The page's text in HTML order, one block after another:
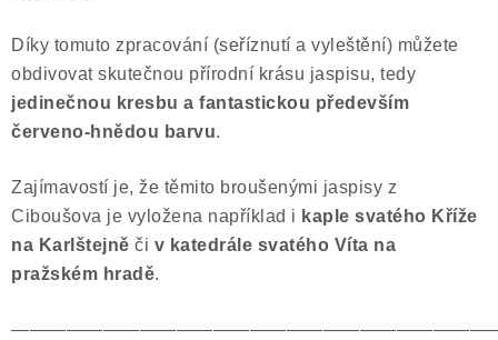
Díky tomuto zpracování (seříznutí a vyleštění) můžete
obdivovat skutečnou přírodní krásu jaspisu, tedy
jedinečnou kresbu a fantastickou především
červeno-hnědou barvu.
Zajímavostí je, že těmito broušenými jaspisy z
Ciboušova je vyložena například i kaple svatého Kříže
na Karlštejně či v katedrále svatého Víta na
pražském hradě.